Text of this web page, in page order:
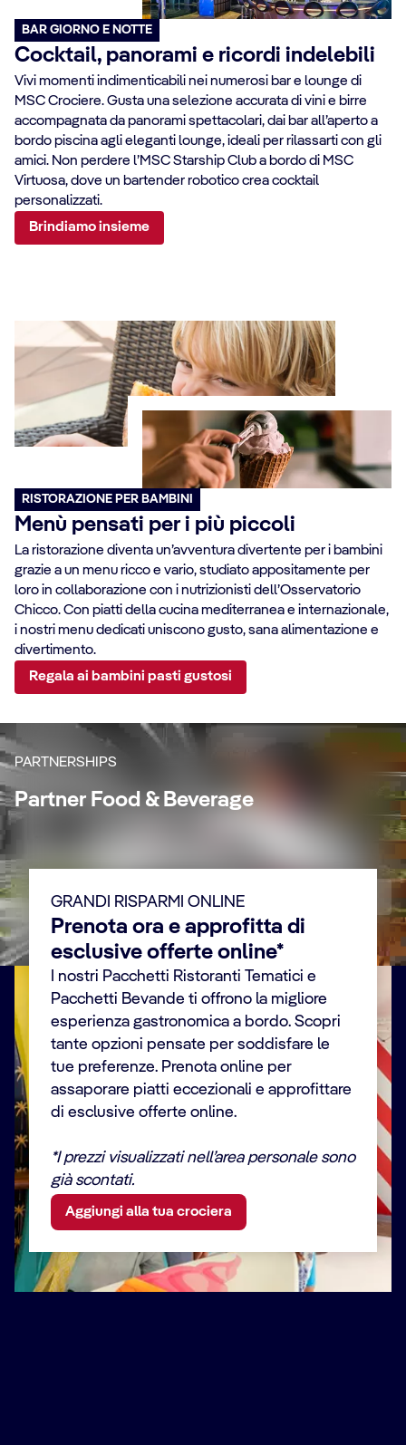
BAR GIORNO E NOTTE
Cocktail, panorami e ricordi indelebili
Vivi momenti indimenticabili nei numerosi bar e lounge di
MSC Crociere. Gusta una selezione accurata di vini e birre
accompagnata da panorami spettacolari, dai bar all’aperto a
bordo piscina agli eleganti lounge, ideali per rilassarti con gli
amici. Non perdere l’MSC Starship Club a bordo di MSC
Virtuosa, dove un bartender robotico crea cocktail
personalizzati.
Brindiamo insieme
RISTORAZIONE PER BAMBINI
Menù pensati per i più piccoli
La ristorazione diventa un’avventura divertente per i bambini
grazie a un menu ricco e vario, studiato appositamente per
loro in collaborazione con i nutrizionisti dell’Osservatorio
Chicco. Con piatti della cucina mediterranea e internazionale,
i nostri menu dedicati uniscono gusto, sana alimentazione e
divertimento.
Regala ai bambini pasti gustosi
PARTNERSHIPS
Partner Food & Beverage
Niklas Ekstedt
Chef’s Garden
Kitchen
GRANDI RISPARMI ONLINE
Prenota ora e approfitta di
esclusive offerte online*
I nostri Pacchetti Ristoranti Tematici e
Pacchetti Bevande ti offrono la migliore
esperienza gastronomica a bordo. Scopri
tante opzioni pensate per soddisfare le
tue preferenze. Prenota online per
assaporare piatti eccezionali e approfittare
di esclusive offerte online.
*I prezzi visualizzati nell’area personale sono
già scontati.
Aggiungi alla tua crociera